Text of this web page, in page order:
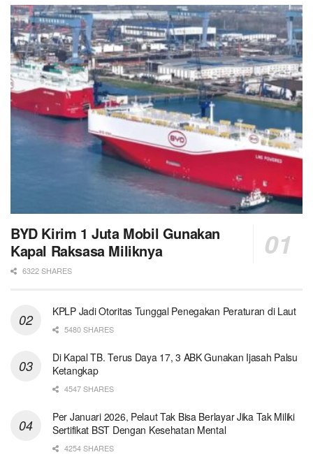
BYD Kirim 1 Juta Mobil Gunakan
Kapal Raksasa Miliknya
6322 SHARES
KPLP Jadi Otoritas Tunggal Penegakan Peraturan di Laut
5480 SHARES
Di Kapal TB. Terus Daya 17, 3 ABK Gunakan Ijasah Palsu
Ketangkap
4547 SHARES
Per Januari 2026, Pelaut Tak Bisa Berlayar Jika Tak Miliki
Sertifikat BST Dengan Kesehatan Mental
4254 SHARES